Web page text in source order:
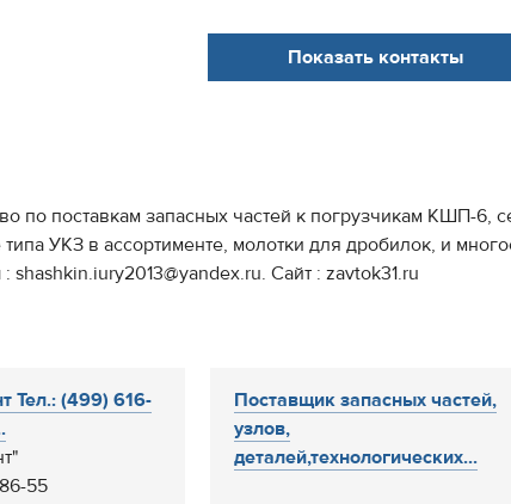
Показать контакты
по поставкам запасных частей к погрузчикам КШП-6,
УКЗ в ассортименте, молотки для дробилок, и
Сайт : zavtok31.ru
Тел.: (499) 616-
55
Поставщик запасных частей,
узлов,
деталей,технологических...